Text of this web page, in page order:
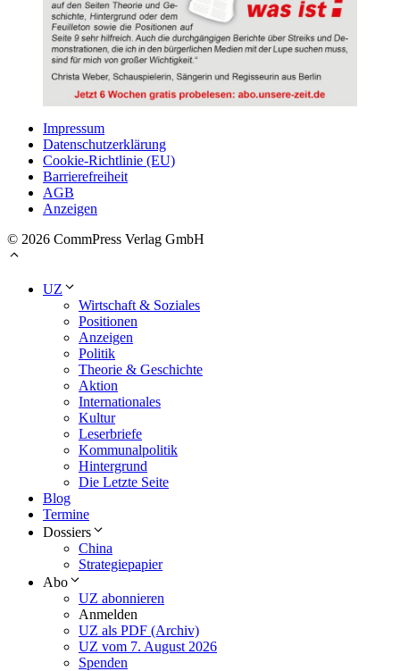
Impressum
Datenschutzerklärung
Cookie-Richtlinie (EU)
Barrierefreiheit
AGB
Anzeigen
© 2026 CommPress Verlag GmbH
UZ
Wirtschaft & Soziales
Positionen
Anzeigen
Politik
Theorie & Geschichte
Aktion
Internationales
Kultur
Leserbriefe
Kommunalpolitik
Hintergrund
Die Letzte Seite
Blog
Termine
Dossiers
China
Strategiepapier
Abo
UZ abonnieren
Anmelden
UZ als PDF (Archiv)
UZ vom 7. August 2026
Spenden